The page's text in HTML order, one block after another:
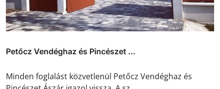
Petőcz Vendéghaz és Pincészet ...
Minden foglalást közvetlenül Petőcz Vendéghaz és